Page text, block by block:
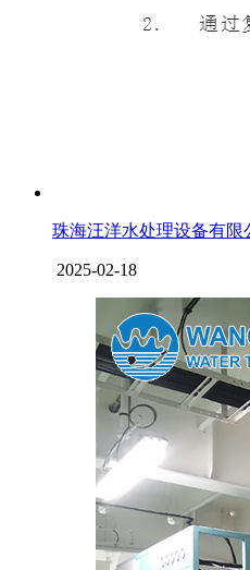
珠海汪洋水处理设备有限
2025-02-18